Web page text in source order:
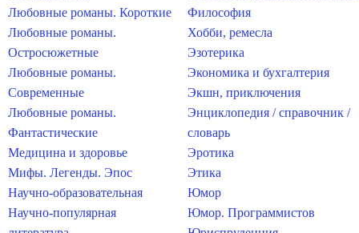
Любовные романы. Короткие
Любовные романы.
Остросюжетные
Любовные романы.
Современные
Любовные романы.
Фантастические
Медицина и здоровье
Мифы. Легенды. Эпос
Научно-образовательная
Научно-популярная
Философия
Хобби, ремесла
Эзотерика
Экономика и бухгалтерия
Экшн, приключения
Энциклопедия / справочник /
словарь
Эротика
Этика
Юмор
Юмор. Программистов